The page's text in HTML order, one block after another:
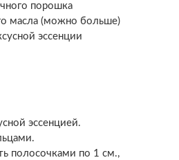
порошка
масла (можно больше)
эссенции
эссенцией.
полосочками по 1 см.,